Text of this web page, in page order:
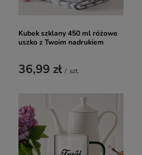
Kubek szklany 450 ml różowe
uszko z Twoim nadrukiem
36,99 zł / szt.